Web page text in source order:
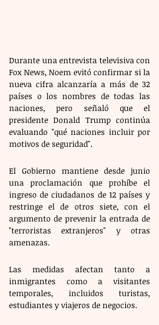
Durante una entrevista televisiva con
Fox News, Noem evitó confirmar si la
nueva cifra alcanzaría a más de 32
países o los nombres de todas las
naciones, pero señaló que el
presidente Donald Trump continúa
evaluando "qué naciones incluir por
motivos de seguridad".
El Gobierno mantiene desde junio
una proclamación que prohíbe el
ingreso de ciudadanos de 12 países y
restringe el de otros siete, con el
argumento de prevenir la entrada de
"terroristas extranjeros" y otras
amenazas.
Las medidas afectan tanto a
inmigrantes como a visitantes
temporales, incluidos turistas,
estudiantes y viajeros de negocios.